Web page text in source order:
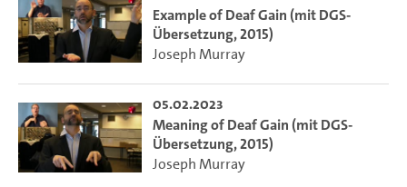
Example of Deaf Gain (mit DGS-
Übersetzung, 2015)
Joseph Murray
05.02.2023
Meaning of Deaf Gain (mit DGS-
Übersetzung, 2015)
Joseph Murray